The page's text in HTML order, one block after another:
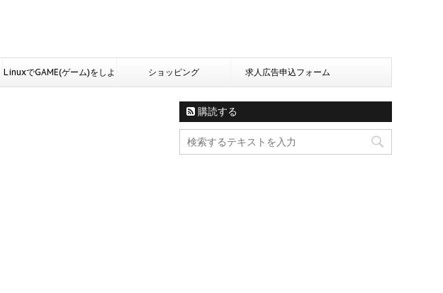
LinuxでGAME(ゲーム)をしよ ショッピング 求人広告申込フォーム
購読する